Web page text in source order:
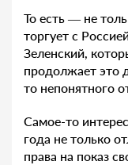
То есть — не
торгует с
Зеленский,
продолжает это
то непонятного
Самое-то
года не только
права на показ